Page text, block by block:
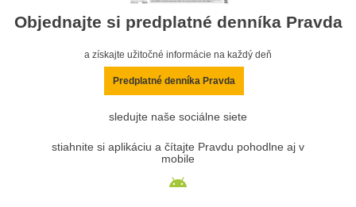
Objednajte si predplatné denníka Pravda
a získajte užitočné informácie na každý deň
Predplatné denníka Pravda
sledujte naše sociálne siete
stiahnite si aplikáciu a čítajte Pravdu pohodlne aj v
mobile